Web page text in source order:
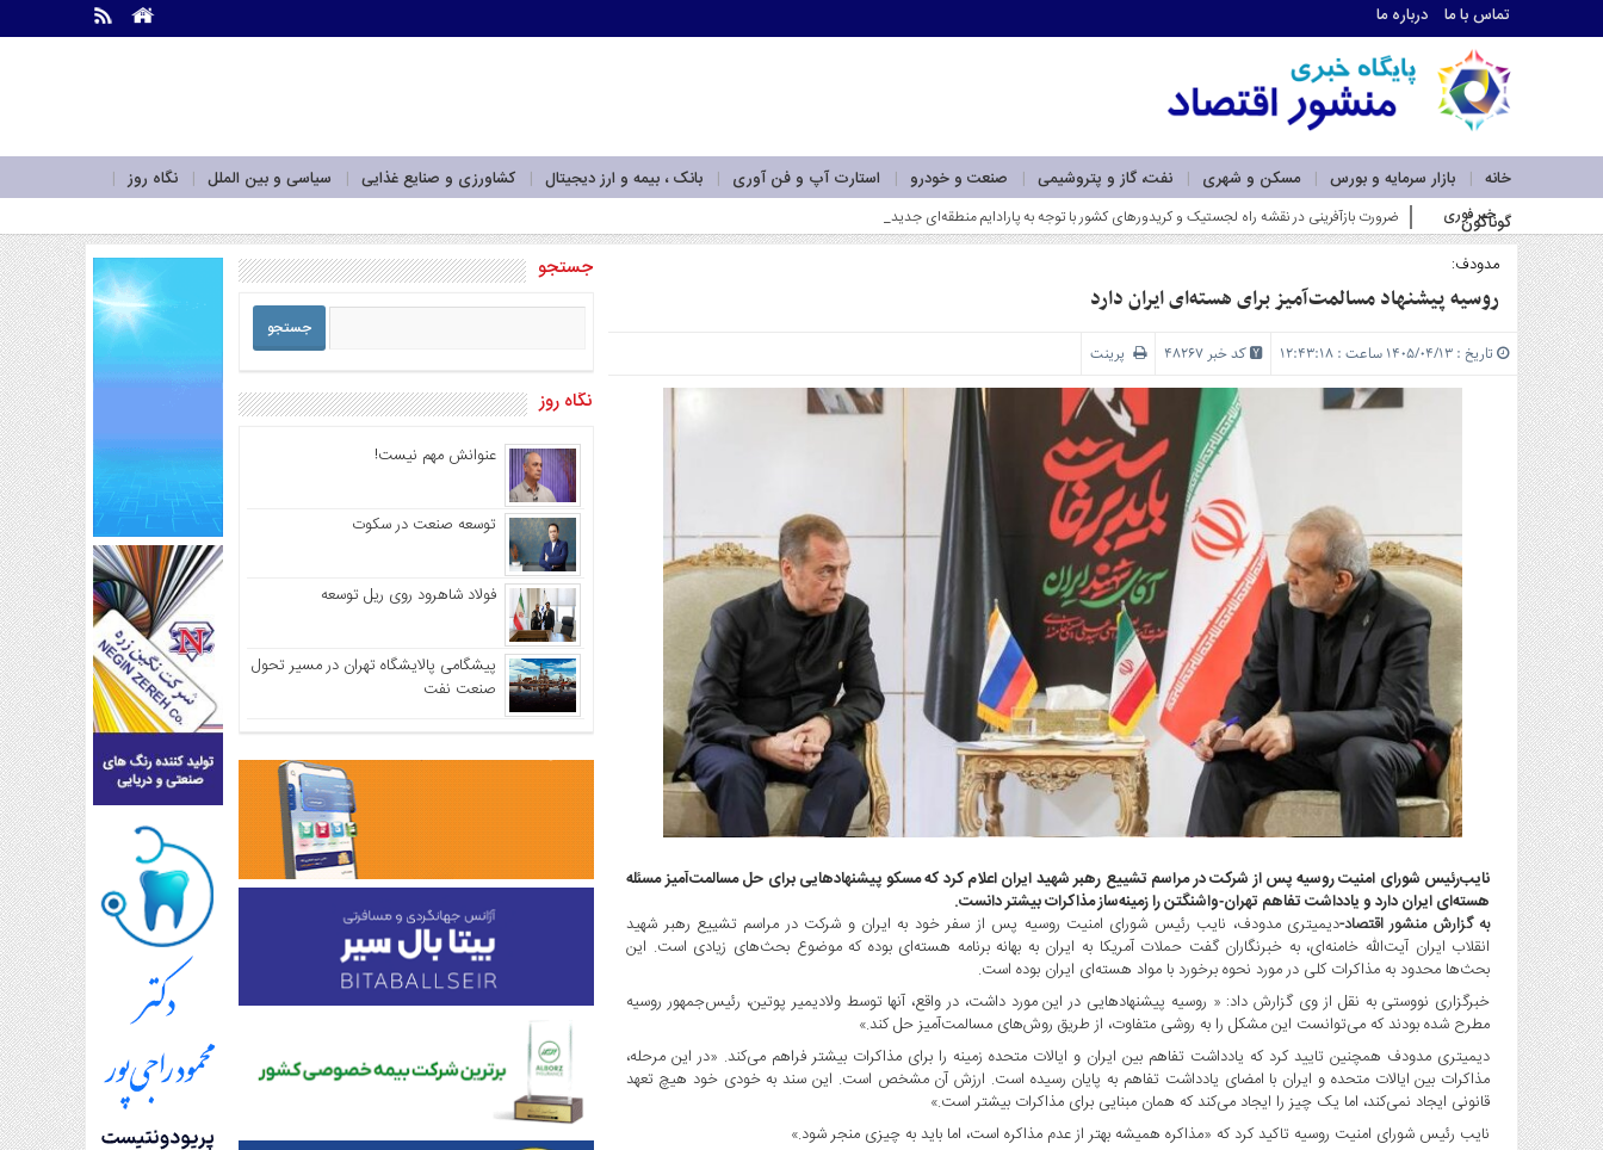
تماس با ما درباره ما
خانه بازار سرمایه و بورس مسکن و شهری نفت، گاز و پتروشیمی صنعت و خودرو استارت آپ و فن آوری بانک ، بیمه و ارز دیجیتال کشاورزی و صنایع غذایی سیاسی و بین الملل
نگاه روز
گوناگون
ما
درباره
سرویس
ها
خانه
بازار
سرمایه
و
بورس
مسکن
و
شهری
نفت،
گاز
و
پتروشیمی
صنعت
و
خودرو
استارت
آپ
و
فن
آوری
بانک
،
بیمه
و
ارز
دیجیتال
کشاورزی
و
صنایع
غذایی
سیاسی
خبر فوری ضرورت بازآفرینی در نقشه راه لجستیک و کریدورهای کشور با توجه به پارادایم منطقه‌ای جدید_
مدودف:
روسیه پیشنهاد مسالمت‌آمیز برای هسته‌ای ایران دارد
تاریخ : ۱۴۰۵/۰۴/۱۳ ساعت : ۱۲:۴۳:۱۸ کد خبر 48267 پرینت
نایب‌رئیس شورای امنیت روسیه پس از شرکت در مراسم تشییع رهبر شهید ایران اعلام کرد که مسکو پیشنهادهایی برای حل مسالمت‌آمیز مسئله
هسته‌ای ایران دارد و یادداشت تفاهم تهران‑واشنگتن را زمینه‌ساز مذاکرات بیشتر دانست.
به گزارش منشور اقتصاد-دیمیتری مدودف، نایب رئیس شورای امنیت روسیه پس از سفر خود به ایران و شرکت در مراسم تشییع رهبر شهید
انقلاب ایران آیت‌الله خامنه‌ای، به خبرنگاران گفت حملات آمریکا به ایران به بهانه برنامه هسته‌ای بوده که موضوع بحث‌های زیادی است. این
بحث‌ها محدود به مذاکرات کلی در مورد نحوه برخورد با مواد هسته‌ای ایران بوده است.
خبرگزاری نووستی به نقل از وی گزارش داد: « روسیه پیشنهادهایی در این مورد داشت، در واقع، آنها توسط ولادیمیر پوتین، رئیس‌جمهور روسیه
مطرح شده بودند که می‌توانست این مشکل را به روشی متفاوت، از طریق روش‌های مسالمت‌آمیز حل کند.»
دیمیتری مدودف همچنین تایید کرد که یادداشت تفاهم بین ایران و ایالات متحده زمینه را برای مذاکرات بیشتر فراهم می‌کند. «در این مرحله،
مذاکرات بین ایالات متحده و ایران با امضای یادداشت تفاهم به پایان رسیده است. ارزش آن مشخص است. این سند به خودی خود هیچ تعهد
قانونی ایجاد نمی‌کند، اما یک چیز را ایجاد می‌کند که همان مبنایی برای مذاکرات بیشتر است.»
نایب رئیس شورای امنیت روسیه تاکید کرد که «مذاکره همیشه بهتر از عدم مذاکره است، اما باید به چیزی منجر شود.»
جستجو
نگاه روز
عنوانش مهم نیست!
توسعه صنعت در سکوت
فولاد شاهرود روی ریل توسعه
پیشگامی پالایشگاه تهران در مسیر تحول
صنعت نفت